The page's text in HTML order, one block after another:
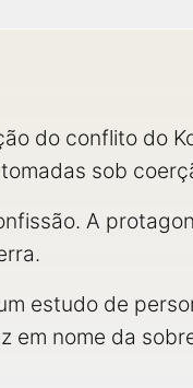
do conflito do
sob
A
estudo de
em nome da